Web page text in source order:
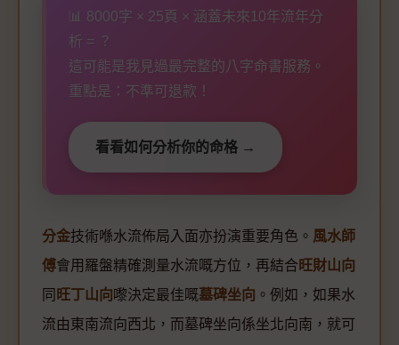
📊 8000字 × 25頁 × 涵蓋未來10年流年分
析 = ？
這可能是我見過最完整的八字命書服務。
重點是：不準可退款！
看看如何分析你的命格 →
分金技術喺水流佈局入面亦扮演重要角色。 風水師
傅會用羅盤精確測量水流嘅方位，再結合 旺財山向
同 旺丁山向嚟決定最佳嘅墓碑坐向 。例如，如果水
流由東南流向西北，而墓碑坐向係坐北向南，就可